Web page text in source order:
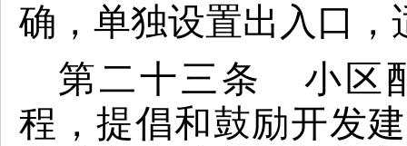
确，单独设置出入口
第二十三条 小区
程，提倡和鼓励开发